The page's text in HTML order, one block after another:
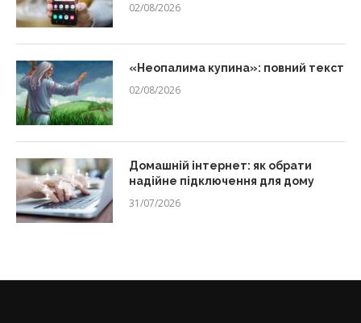
02/08/2026
«Неопалима купина»: повний текст
02/08/2026
Домашній інтернет: як обрати
надійне підключення для дому
31/07/2026